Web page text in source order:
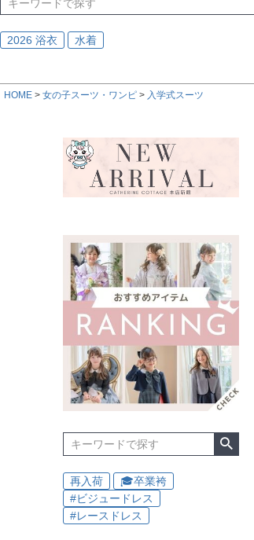
2026 浴衣 水着
HOME 女の子スーツ・ワンピ 入学式スーツ
再入荷
🎓卒業袴
#ビジュードレス
#レースドレス